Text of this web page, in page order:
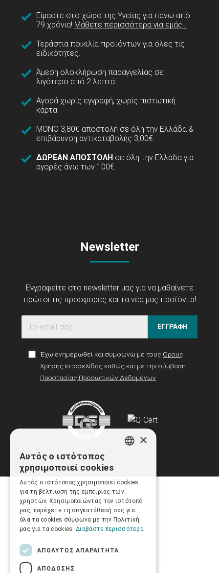
Είμαστε στο χώρο της Υγείας για πάνω από
79 χρόνια! Μάθετε περισσότερα για εμάς...
Τεράστια ποικιλία προϊόντων για όλες τις
ειδικότητες.
Άμεση ολοκλήρωση παραγγελίας σε
λιγότερο από 2 λεπτά.
Αγορά χωρίς εγγραφή, χωρίς πιστωτική
κάρτα.
ΜΟΝΟ 3,80€ αποστολή σε όλη την Ελλάδα &
επιβάρυνση αντικαταβολής 3,00€.
ΔΩΡΕΑΝ ΑΠΟΣΤΟΛΗ σε όλη την Ελλάδα για
αγορές άνω των 100€.
Newsletter
Εγγραφείτε στο newsletter μας για να μαθαίνετε
πρώτοι τις προσφορές και τα νέα μας προϊόντα!
ΕΓΓΡΑΦΗ
Έχω ενημερωθεί και συμφωνώ με τους Όρους
Χρήσης Ιστοσελίδας καθώς και με την σύμβαση
Προστασίας Προσωπικών Δεδομένων
×
Αυτός ο ιστότοπος
χρησιμοποιεί cookies
Αυτός ο ιστότοπος χρησιμοποιεί cookies
για τη βελτίωση της εμπειρίας των
χρηστών. Χρησιμοποιώντας τον ιστότοπό
μας, παρέχετε τη συγκατάθεσή σας για
όλα τα cookies σύμφωνα με την Πολιτική
μας για τα cookies. Διαβάστε περισσότερα
ΑΠΟΛΎΤΩΣ ΑΠΑΡΑΊΤΗΤΑ
ΑΠΌΔΟΣΗΣ